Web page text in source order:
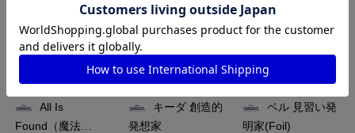
DL-JA07-F178-R-F
Found（魔法…
DL-JA07-164-R
発想家
明家(Foil)